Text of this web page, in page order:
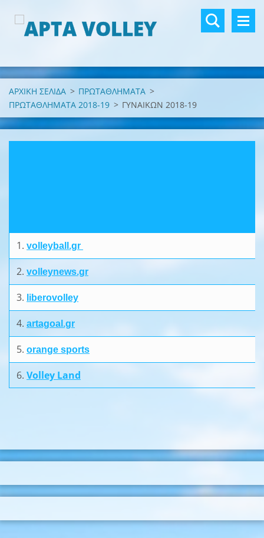
ΑΡΧΙΚΗ ΣΕΛΙΔΑ > ΠΡΩΤΑΘΛΗΜΑΤΑ >
ΠΡΩΤΑΘΛΗΜΑΤΑ 2018-19 > ΓΥΝΑΙΚΩΝ 2018-19
1. volleyball.gr
2. volleynews.gr
3. liberovolley
4. artagoal.gr
5. orange sports
6. Volley Land